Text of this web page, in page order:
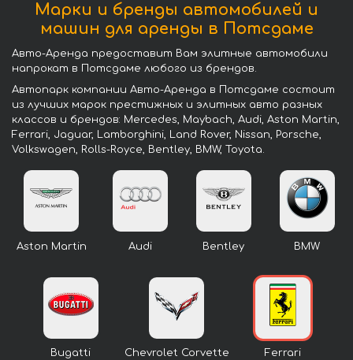
Марки и бренды автомобилей и
машин для аренды в Потсдаме
Авто-Аренда предоставит Вам элитные автомобили
напрокат в Потсдаме любого из брендов.
Автопарк компании Авто-Аренда в Потсдаме состоит
из лучших марок престижных и элитных авто разных
классов и брендов: Mercedes, Maybach, Audi, Aston Martin,
Ferrari, Jaguar, Lamborghini, Land Rover, Nissan, Porsche,
Volkswagen, Rolls-Royce, Bentley, BMW, Toyota.
Aston Martin Audi Bentley BMW
Bugatti Chevrolet Corvette Ferrari